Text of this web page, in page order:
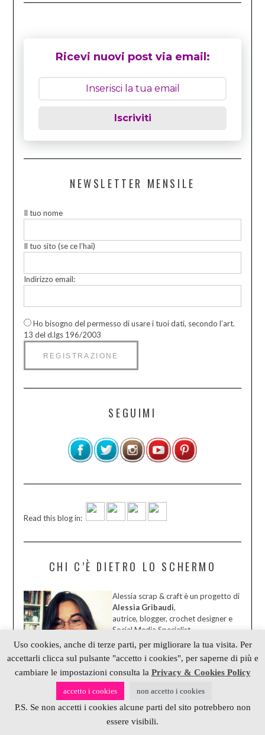
Ricevi nuovi post via email:
Iscriviti
NEWSLETTER MENSILE
Il tuo nome
Il tuo sito (se ce l’hai)
Indirizzo email:
Ho bisogno del permesso di usare i tuoi dati, secondo l’art.
13 del d.lgs 196/2003
SEGUIMI
Read this blog in:
CHI C’È DIETRO LO SCHERMO
Alessia scrap & craft è un progetto di
Alessia Gribaudi,
autrice, blogger, crochet designer e
Social Media Specialist
Scrivimi su:
Uso cookies, anche di terze parti, per migliorare la tua visita. Per
accettarli clicca sul pulsante "accetto i cookies", per saperne di più e
cambiare le impostazioni consulta la Privacy & Cookies Policy
accetto i cookies non accetto i cookies
P.S. Se non accetti i cookies alcune parti del sito potrebbero non
essere visibili.